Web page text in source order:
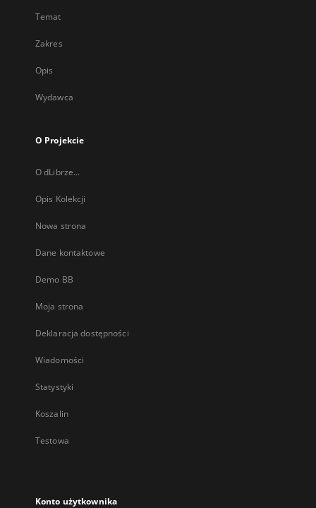
Temat
Zakres
Opis
Wydawca
O Projekcie
O dLibrze...
Opis Kolekcji
Nowa strona
Dane kontaktowe
Demo BB
Moja strona
Deklaracja dostępności
Wiadomości
Statystyki
Koszalin
Testowa
Konto użytkownika